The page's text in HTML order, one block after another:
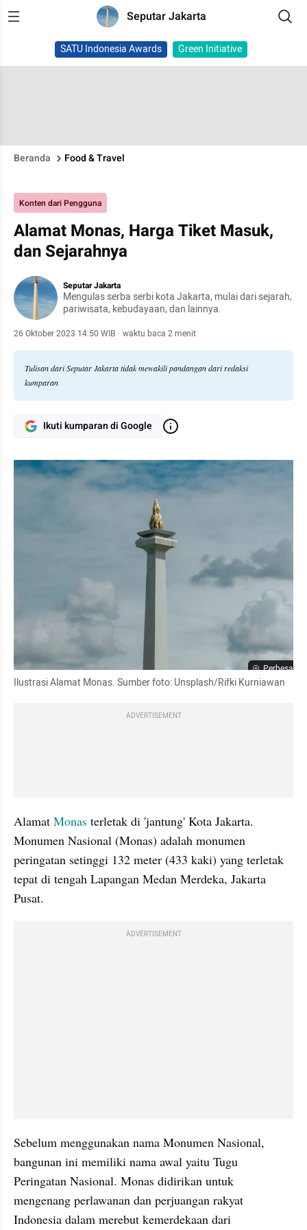
Seputar Jakarta
SATU Indonesia Awards Green Initiative
Beranda Food & Travel
Konten dari Pengguna
Alamat Monas, Harga Tiket Masuk,
dan Sejarahnya
Seputar Jakarta
Mengulas serba serbi kota Jakarta, mulai dari sejarah,
pariwisata, kebudayaan, dan lainnya.
26 Oktober 2023 14:50 WIB · waktu baca 2 menit
Tulisan dari Seputar Jakarta tidak mewakili pandangan dari redaksi
kumparan
Ikuti kumparan di Google
Perbesar
Ilustrasi Alamat Monas. Sumber foto: Unsplash/Rifki Kurniawan
ADVERTISEMENT
Alamat Monas terletak di 'jantung' Kota Jakarta.
Monumen Nasional (Monas) adalah monumen
peringatan setinggi 132 meter (433 kaki) yang terletak
tepat di tengah Lapangan Medan Merdeka, Jakarta
Pusat.
ADVERTISEMENT
Sebelum menggunakan nama Monumen Nasional,
bangunan ini memiliki nama awal yaitu Tugu
Peringatan Nasional. Monas didirikan untuk
mengenang perlawanan dan perjuangan rakyat
Indonesia dalam merebut kemerdekaan dari